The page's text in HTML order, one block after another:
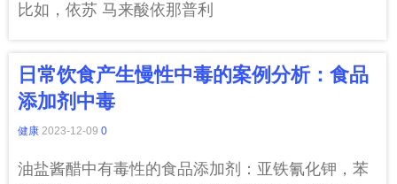
比如，依苏 马来酸依那普利
日常饮食产生慢性中毒的案例分析：食品
添加剂中毒
健康 2023-12-09 0
油盐酱醋中有毒性的食品添加剂：亚铁氰化钾，苯